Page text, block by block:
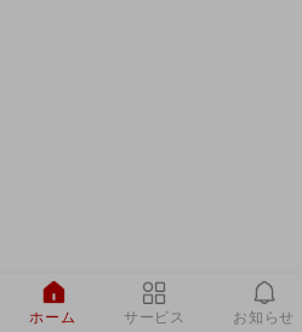
ホーム サービス お知らせ